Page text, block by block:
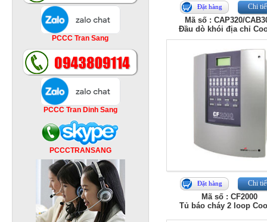
PCCC Tran Sang
PCCC Tran Dinh Sang
PCCCTRANSANG
Đặt hàng Chi
Mã số : CAP320/
Đầu dò khói địa chỉ
Đặt hàng Chi
Mã số : CF2000
Tủ báo cháy 2 loop